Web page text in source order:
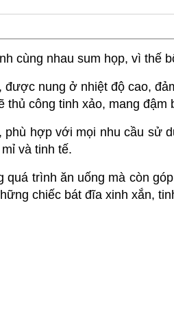
cùng nhau sum họp, vì thế
nung ở nhiệt độ cao,
công tinh xảo, mang đậm
hợp với mọi nhu cầu
và tinh tế.
trình ăn uống mà còn
chiếc bát đĩa xinh xắn,